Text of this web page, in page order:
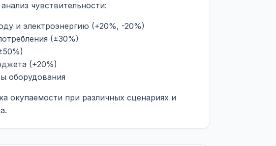
чувствительности:
и электроэнергию (+20%, -20%)
(±30%)
(+20%)
оборудования
окупаемости при различных сценариях и